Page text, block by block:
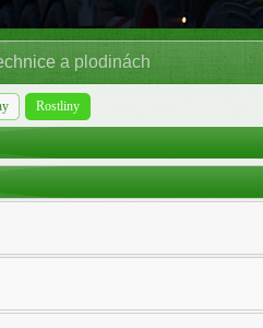
a plodinách
Rostliny